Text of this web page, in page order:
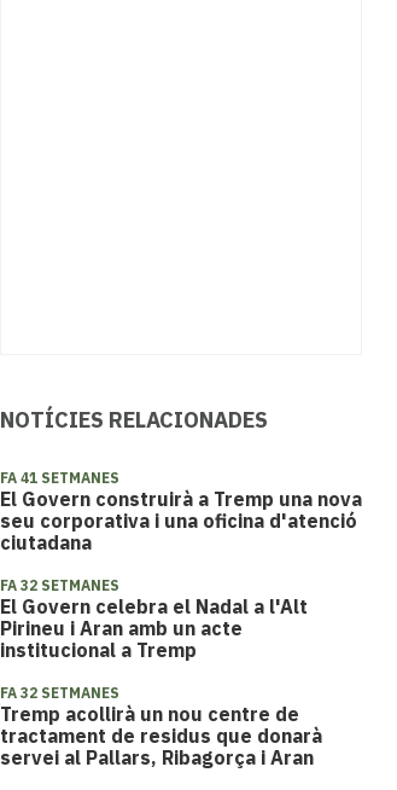
NOTÍCIES RELACIONADES
FA 41 SETMANES
El Govern construirà a Tremp una nova
seu corporativa i una oficina d'atenció
ciutadana
FA 32 SETMANES
El Govern celebra el Nadal a l'Alt
Pirineu i Aran amb un acte
institucional a Tremp
FA 32 SETMANES
Tremp acollirà un nou centre de
tractament de residus que donarà
servei al Pallars, Ribagorça i Aran